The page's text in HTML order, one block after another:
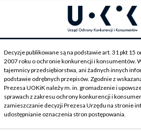
Decyzje publikowane są na podstawie art. 31 pkt 15
2007 roku o ochronie konkurencji i konsumentów.
tajemnicy przedsiębiorstwa, ani żadnych innych
podstawie odrębnych przepisów. Zgodnie z
Prezesa UOKiK należy m. in. gromadzenie i
sprawach z zakresu ochrony konkurencji i
zamieszczanie decyzji Prezesa Urzędu na stronie
udostępnianie oznaczenia stron postępowania.